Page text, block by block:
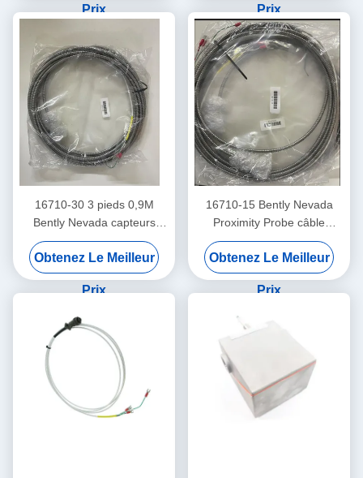
Prix Prix
16710-30 3 pieds 0,9M
Bently Nevada capteurs
câble d'interconnexion
Obtenez Le Meilleur
Prix
16710-15 Bently Nevada
Proximity Probe câble
d'interconnexion avec
armure -15 - C
Obtenez Le Meilleur
Prix